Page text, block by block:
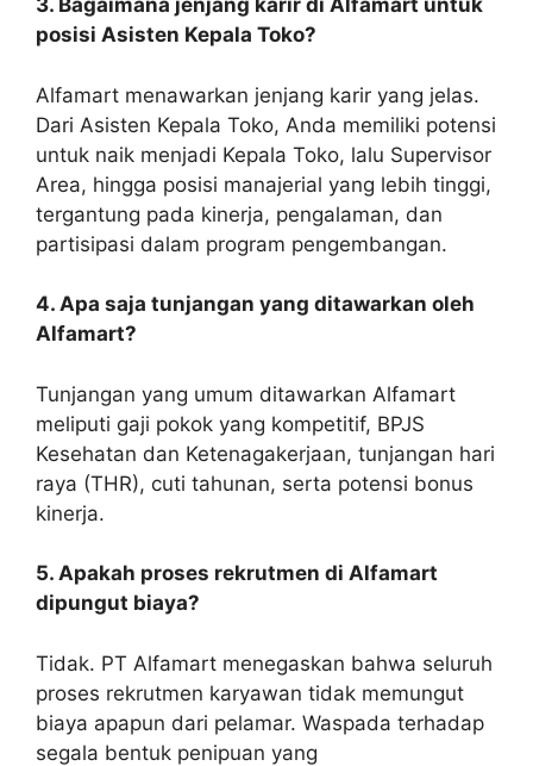
3. Bagaimana jenjang karir di Alfamart untuk
posisi Asisten Kepala Toko?
Alfamart menawarkan jenjang karir yang jelas.
Dari Asisten Kepala Toko, Anda memiliki potensi
untuk naik menjadi Kepala Toko, lalu Supervisor
Area, hingga posisi manajerial yang lebih tinggi,
tergantung pada kinerja, pengalaman, dan
partisipasi dalam program pengembangan.
4. Apa saja tunjangan yang ditawarkan oleh
Alfamart?
Tunjangan yang umum ditawarkan Alfamart
meliputi gaji pokok yang kompetitif, BPJS
Kesehatan dan Ketenagakerjaan, tunjangan hari
raya (THR), cuti tahunan, serta potensi bonus
kinerja.
5. Apakah proses rekrutmen di Alfamart
dipungut biaya?
Tidak. PT Alfamart menegaskan bahwa seluruh
proses rekrutmen karyawan tidak memungut
biaya apapun dari pelamar. Waspada terhadap
segala bentuk penipuan yang